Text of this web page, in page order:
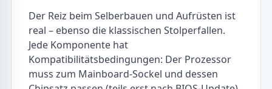
Der Reiz beim Selberbauen und Aufrüsten ist
real – ebenso die klassischen Stolperfallen.
Jede Komponente hat
Kompatibilitätsbedingungen: Der Prozessor
muss zum Mainboard-Sockel und dessen